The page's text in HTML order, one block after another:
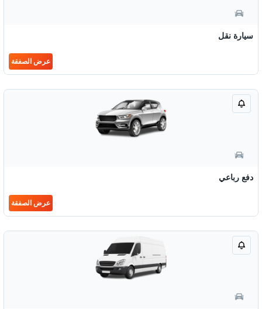
سيارة نقل
عرض الصفقة
دفع رباعي
عرض الصفقة